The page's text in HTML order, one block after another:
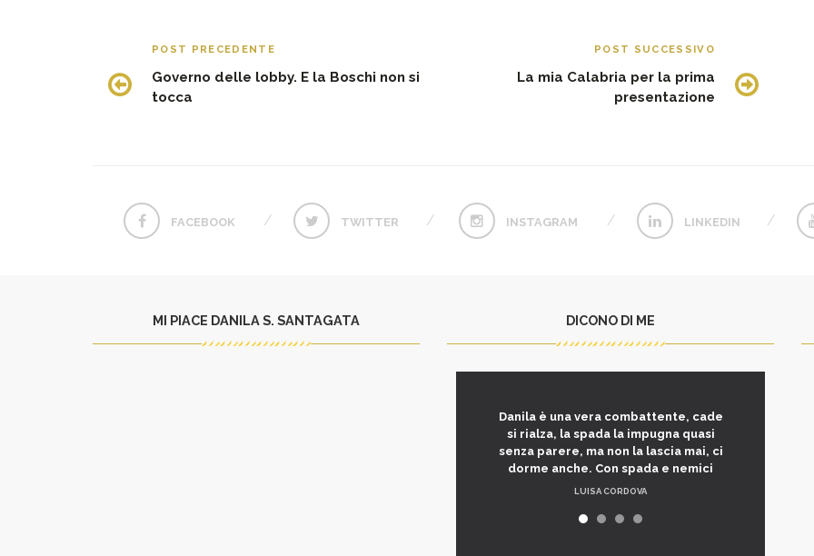
POST PRECEDENTE
Governo delle lobby. E la Boschi non si
tocca
POST SUCCESSIVO
La mia Calabria per la prima
presentazione
FACEBOOK TWITTER INSTAGRAM LINKEDIN
MI PIACE DANILA S. SANTAGATA DICONO DI ME
Danila è una vera combattente, cade
si rialza, la spada la impugna quasi
senza parere, ma non la lascia mai, ci
dorme anche. Con spada e nemici
LUISA CORDOVA